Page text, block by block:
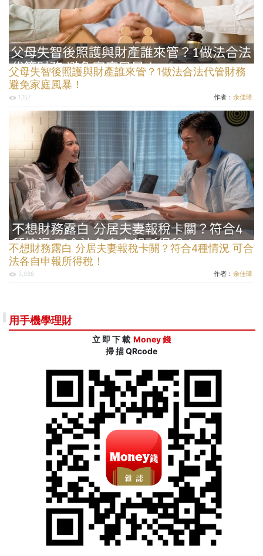
父母失智後照護與財產誰來管？1做法合法代管財務
避免家庭風暴！
1,157 作者： 余佳璋
不想財務露白 分居夫妻報稅卡關？符合4種情況 可合
法各自申報所得稅！
3,988 作者： 余佳璋
用手機學理財
立 即 下 載 Money 錢
掃 描 QRcode